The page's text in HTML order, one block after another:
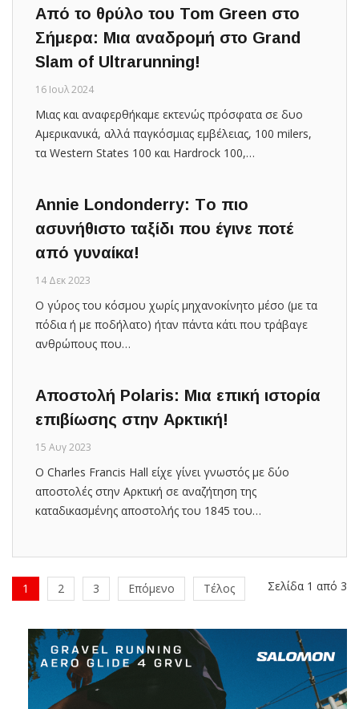
Από το θρύλο του Tom Green στο
Σήμερα: Μια αναδρομή στο Grand
Slam of Ultrarunning!
16 Ιουλ 2024
Μιας και αναφερθήκαμε εκτενώς πρόσφατα σε δυο
Αμερικανικά, αλλά παγκόσμιας εμβέλειας, 100 milers,
τα Western States 100 και Hardrock 100,…
Annie Londonderry: Tο πιο
ασυνήθιστο ταξίδι που έγινε ποτέ
από γυναίκα!
14 Δεκ 2023
Ο γύρος του κόσμου χωρίς μηχανοκίνητο μέσο (με τα
πόδια ή με ποδήλατο) ήταν πάντα κάτι που τράβαγε
ανθρώπους που…
Aποστολή Polaris: Μια επική ιστορία
επιβίωσης στην Αρκτική!
15 Αυγ 2023
Ο Charles Francis Hall είχε γίνει γνωστός με δύο
αποστολές στην Αρκτική σε αναζήτηση της
καταδικασμένης αποστολής του 1845 του…
1 2 3 Επόμενο Τέλος Σελίδα 1 από 3